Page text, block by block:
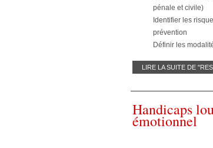
pénale et civile)
Identifier les
prévention
Définir les
LIRE LA SUITE DE
Handicaps
émotionnel